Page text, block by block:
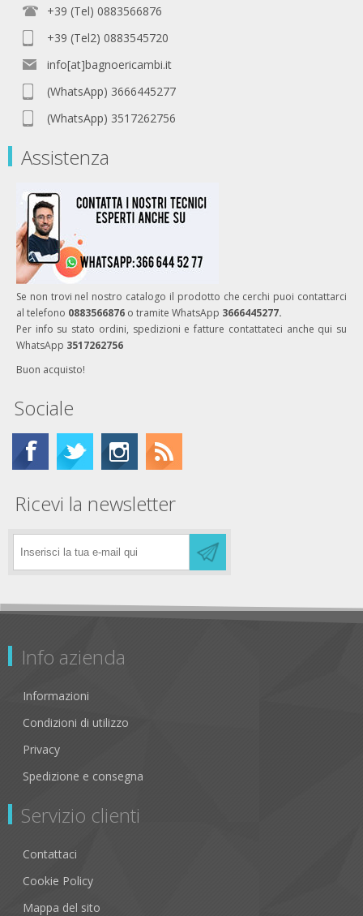
+39 (Tel) 0883566876
+39 (Tel2) 0883545720
info[at]bagnoericambi.it
(WhatsApp) 3666445277
(WhatsApp) 3517262756
Assistenza
Se non trovi nel nostro catalogo il prodotto che cerchi puoi contattarci
al telefono 0883566876 o tramite WhatsApp 3666445277.
Per info su stato ordini, spedizioni e fatture contattateci anche qui su
WhatsApp 3517262756
Buon acquisto!
Sociale
Ricevi la newsletter
Info azienda
Informazioni
Condizioni di utilizzo
Privacy
Spedizione e consegna
Servizio clienti
Contattaci
Cookie Policy
Mappa del sito